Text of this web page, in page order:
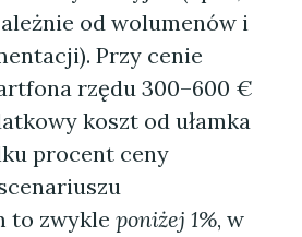
od wolumenów i
Przy cenie
rzędu 300–600 €
koszt od ułamka
procent ceny
to zwykle poniżej 1%, w